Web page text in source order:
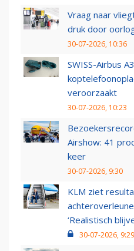
Vraag naar
druk door
30-07-2026, 10:36
SWISS-Airbus
veroorzaakt
30-07-2026, 10:23
Airshow: 41
keer
30-07-2026, 9:30
KLM ziet
‘Realistisch
30-07-2026, 9:29